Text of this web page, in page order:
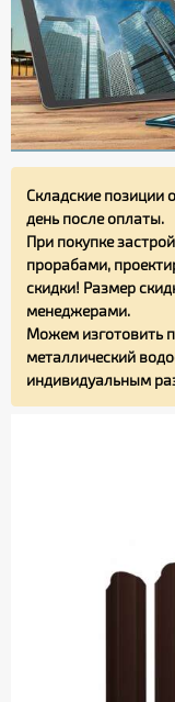
Складские
день после оплаты.
При покупке
прорабами,
скидки! Размер
менеджерами.
Можем изготовить
металлический
индивидуальным